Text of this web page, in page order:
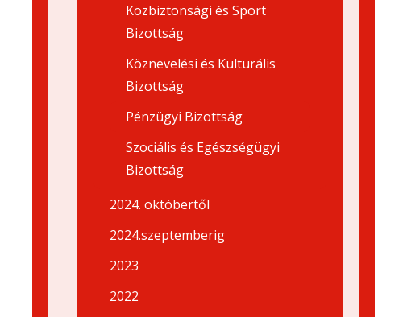
Közbiztonsági és Sport
Bizottság
Köznevelési és Kulturális
Bizottság
Pénzügyi Bizottság
Szociális és Egészségügyi
Bizottság
2024. októbertől
2024.szeptemberig
2023
2022